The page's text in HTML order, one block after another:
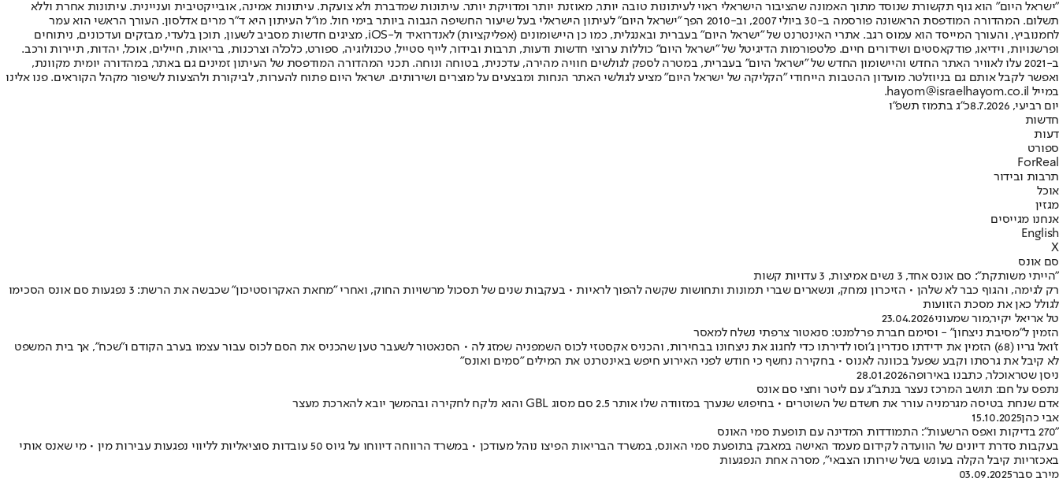
"ישראל היום" הוא גוף תקשורת שנוסד מתוך האמונה שהציבור הישראלי ראוי לעיתונות טובה יותר, מאוזנת יותר ומדויקת יותר. עיתונות שמדברת ולא צועקת. עיתונות אמינה, אובייקטיבית ועניינית. עיתונות אחרת וללא
תשלום. המהדורה המודפסת הראשונה פורסמה ב-30 ביולי 2007, וב-2010 הפך "ישראל היום" לעיתון הישראלי בעל שיעור החשיפה הגבוה ביותר בימי חול. מו"ל העיתון היא ד"ר מרים אדלסון. העורך הראשי הוא עמר
לחמנוביץ, והעורך המייסד הוא עמוס רגב. אתרי האינטרנט של "ישראל היום" בעברית ובאנגלית, כמו כן היישומונים (אפליקציות) לאנדרואיד ול-iOS, מציגים חדשות מסביב לשעון, תוכן בלעדי, מבזקים ועדכונים, ניתוחים
ופרשנויות, וידיאו, פודקאסטים ושידורים חיים. פלטפורמות הדיגיטל של "ישראל היום" כוללות ערוצי חדשות ודעות, תרבות ובידור, לייף סטייל, טכנולוגיה, ספורט, כלכלה וצרכנות, בריאות, חיילים, אוכל, יהדות, תיירות ורכב.
ב-2021 עלו לאוויר האתר החדש והיישומון החדש של "ישראל היום" בעברית, במטרה לספק לגולשים חוויה מהירה, עדכנית, בטוחה ונוחה. תכני המהדורה המודפסת של העיתון זמינים גם באתר, במהדורה יומית מקוונת,
ואפשר לקבל אותם גם בניוזלטר. מועדון ההטבות הייחודי "הקליקה של ישראל היום" מציע לגולשי האתר הנחות ומבצעים על מוצרים ושירותים. ישראל היום פתוח להערות, לביקורת ולהצעות לשיפור מקהל הקוראים. פנו אלינו
במייל hayom@israelhayom.co.il.
יום רביעי, 8.7.2026
כ"ג בתמוז תשפ"ו
חדשות
דעות
ספורט
ForReal
תרבות ובידור
אוכל
מגזין
אנחנו מגייסים
English
X
סם אונס
"הייתי משותקת": סם אונס אחד, 3 נשים אמיצות, 3 עדויות קשות
רק לגימה, והגוף כבר לא שלהן • הזיכרון נמחק, ונשארים שברי תמונות ותחושות שקשה להפוך לראיות • בעקבות שנים של תסכול מרשויות החוק, ואחרי "מחאת האקרוסטיכון" שכבשה את הרשת: 3 נפגעות סם אונס הסכימו
לגולל כאן את מסכת הזוועות
טל אריאל יקיר,מור שמעוני23.04.2026
הזמין ל״מסיבת ניצחון״ - וסימם חברת פרלמנט: סנאטור צרפתי נשלח למאסר
ז'ואל גריו (68) הזמין את ידידתו סנדרין ג'וסו לדירתו כדי לחגוג את ניצחונו בבחירות, והכניס אקסטזי לכוס השמפניה שמזג לה • הסנאטור לשעבר טען שהכניס את הסם לכוס עבור עצמו בערב הקודם ו״שכח״, אך בית המשפט
לא קיבל את גרסתו וקבע שפעל בכוונה לאנוס • בחקירה נחשף כי חודש לפני האירוע חיפש באינטרנט את המילים ״סמים ואונס״
ניסן שטראוכלר, כתבנו באירופה28.01.2026
נתפס על חם: תושב המרכז נעצר בנתב"ג עם ליטר וחצי סם אונס
אדם שנחת בטיסה מגרמניה עורר את חשדם של השוטרים • בחיפוש שנערך במזוודה שלו אותר 2.5 סם מסוג GBL והוא נלקח לחקירה ובהמשך יובא להארכת מעצר
אבי כהן15.10.2025
"270 בדיקות ואפס הרשעות": התמודדות המדינה עם תופעת סמי האונס
בעקבות סדרת דיונים של הוועדה לקידום מעמד האישה במאבק בתופעת סמי האונס, במשרד הבריאות הפיצו נוהל מעודכן • במשרד הרווחה דיווחו על גיוס 50 עובדות סוציאליות לליווי נפגעות עבירות מין • מי שאנס אותי
באכזריות קיבל הקלה בעונש בשל שירותו הצבאי", מסרה אחת הנפגעות
מירב סבר03.09.2025